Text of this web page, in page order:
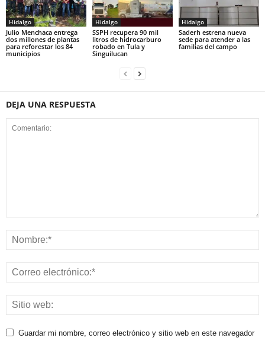
Hidalgo
Julio Menchaca entrega
dos millones de plantas
para reforestar los 84
municipios
Hidalgo
SSPH recupera 90 mil
litros de hidrocarburo
robado en Tula y
Singuilucan
Hidalgo
Saderh estrena nueva
sede para atender a las
familias del campo
DEJA UNA RESPUESTA
Guardar mi nombre, correo electrónico y sitio web en este navegador